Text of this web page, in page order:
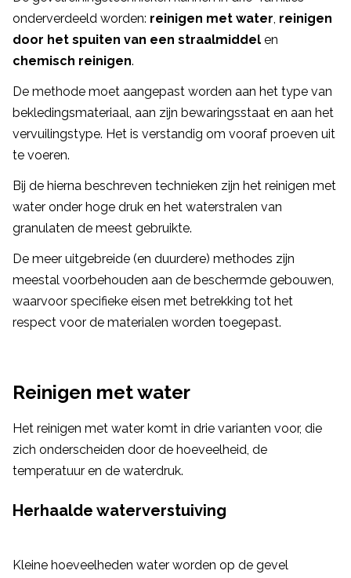
onderverdeeld worden: reinigen met water, reinigen
door het spuiten van een straalmiddel en
chemisch reinigen.
De methode moet aangepast worden aan het type van
bekledingsmateriaal, aan zijn bewaringsstaat en aan het
vervuilingstype. Het is verstandig om vooraf proeven uit
te voeren.
Bij de hierna beschreven technieken zijn het reinigen met
water onder hoge druk en het waterstralen van
granulaten de meest gebruikte.
De meer uitgebreide (en duurdere) methodes zijn
meestal voorbehouden aan de beschermde gebouwen,
waarvoor specifieke eisen met betrekking tot het
respect voor de materialen worden toegepast.
Reinigen met water
Het reinigen met water komt in drie varianten voor, die
zich onderscheiden door de hoeveelheid, de
temperatuur en de waterdruk.
Herhaalde waterverstuiving
Kleine hoeveelheden water worden op de gevel